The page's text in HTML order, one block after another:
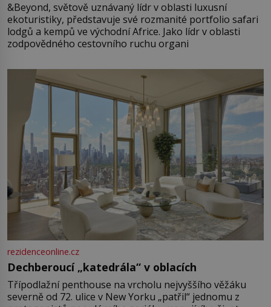
&Beyond, světově uznávaný lídr v oblasti luxusní
ekoturistiky, představuje své rozmanité portfolio safari
lodgů a kempů ve východní Africe. Jako lídr v oblasti
zodpovědného cestovního ruchu organi
rezidenceonline.cz
Dechberoucí „katedrála“ v oblacích
Třípodlažní penthouse na vrcholu nejvyššího věžáku
severně od 72. ulice v New Yorku „patřil“ jednomu z